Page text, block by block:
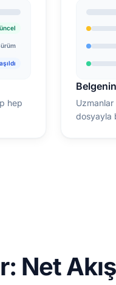
hep
dosyayla
Net